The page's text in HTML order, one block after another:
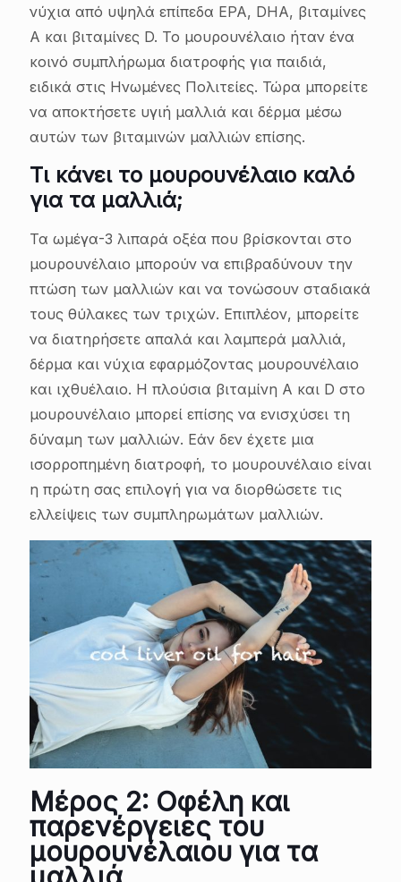
νύχια από υψηλά επίπεδα EPA, DHA, βιταμίνες
Α και βιταμίνες D. Το μουρουνέλαιο ήταν ένα
κοινό συμπλήρωμα διατροφής για παιδιά,
ειδικά στις Ηνωμένες Πολιτείες. Τώρα μπορείτε
να αποκτήσετε υγιή μαλλιά και δέρμα μέσω
αυτών των βιταμινών μαλλιών επίσης.
Τι κάνει το μουρουνέλαιο καλό
για τα μαλλιά;
Τα ωμέγα-3 λιπαρά οξέα που βρίσκονται στο
μουρουνέλαιο μπορούν να επιβραδύνουν την
πτώση των μαλλιών και να τονώσουν σταδιακά
τους θύλακες των τριχών. Επιπλέον, μπορείτε
να διατηρήσετε απαλά και λαμπερά μαλλιά,
δέρμα και νύχια εφαρμόζοντας μουρουνέλαιο
και ιχθυέλαιο. Η πλούσια βιταμίνη Α και D στο
μουρουνέλαιο μπορεί επίσης να ενισχύσει τη
δύναμη των μαλλιών. Εάν δεν έχετε μια
ισορροπημένη διατροφή, το μουρουνέλαιο είναι
η πρώτη σας επιλογή για να διορθώσετε τις
ελλείψεις των συμπληρωμάτων μαλλιών.
Μέρος 2: Οφέλη και
παρενέργειες του
μουρουνέλαιου για τα